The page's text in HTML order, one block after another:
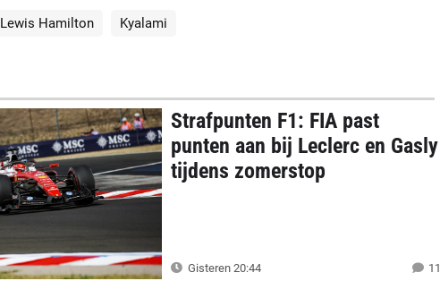
Lewis Hamilton Kyalami
Strafpunten F1: FIA past
punten aan bij Leclerc en Gasly
tijdens zomerstop
Gisteren 20:44 11